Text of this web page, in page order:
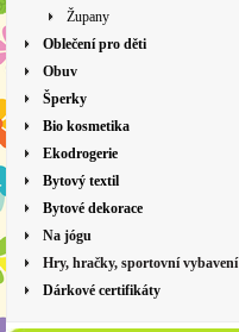
Župany
Oblečení pro děti
Obuv
Šperky
Bio kosmetika
Ekodrogerie
Bytový textil
Bytové dekorace
Na jógu
Hry, hračky, sportovní vybavení
Dárkové certifikáty